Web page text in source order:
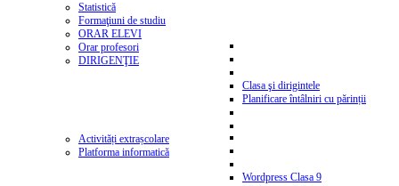
Statistică
Formaţiuni de studiu
ORAR ELEVI
Orar profesori
DIRIGENŢIE
Clasa şi dirigintele
Planificare întâlniri cu părinții
Activități extrașcolare
Platforma informatică
Wordpress Clasa 9